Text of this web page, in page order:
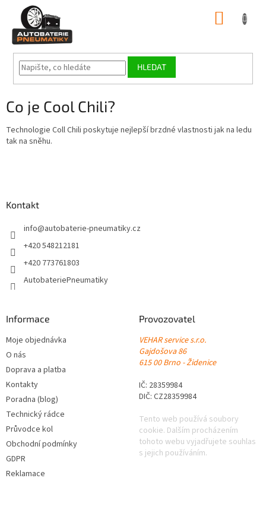
obsah
HLEDAT
Co je Cool Chili?
Technologie Coll Chili poskytuje nejlepší brzdné vlastnosti jak na ledu
tak na sněhu.
Kontakt
info@autobaterie-pneumatiky.cz
+420 548212181
+420 773761803
AutobateriePneumatiky
Informace
Moje objednávka
O nás
Doprava a platba
Kontakty
Poradna (blog)
Technický rádce
Průvodce kol
Obchodní podmínky
GDPR
Reklamace
Provozovatel
VEHAR service s.r.o.
Gajdošova 86
615 00 Brno - Židenice
IČ: 28359984
DIČ: CZ28359984
Tento web používá soubory
cookie. Dalším procházením
tohoto webu vyjadřujete souhlas
s jejich používáním.